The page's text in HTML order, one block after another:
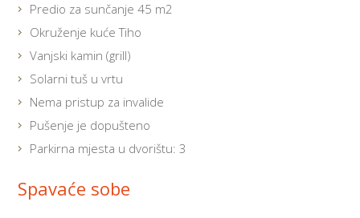
Predio za sunčanje 45 m2
Okruženje kuće Tiho
Vanjski kamin (grill)
Solarni tuš u vrtu
Nema pristup za invalide
Pušenje je dopušteno
Parkirna mjesta u dvorištu: 3
Spavaće sobe